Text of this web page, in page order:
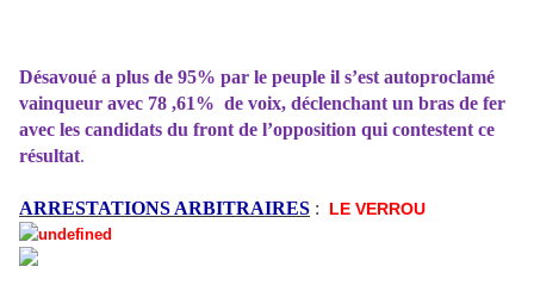
Désavoué a plus de 95% par le peuple il s’est autoproclamé
vainqueur avec 78 ,61% de voix, déclenchant un bras de fer
avec les candidats du front de l’opposition qui contestent ce
résultat.
ARRESTATIONS ARBITRAIRES : LE VERROU